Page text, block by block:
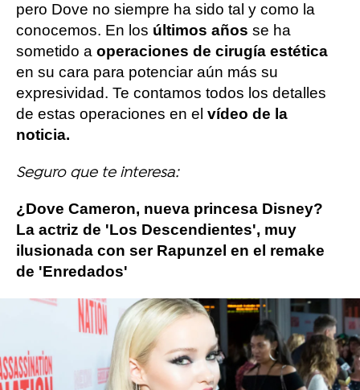
pero Dove no siempre ha sido tal y como la
conocemos. En los últimos años se ha
sometido a operaciones de cirugía estética
en su cara para potenciar aún más su
expresividad. Te contamos todos los detalles
de estas operaciones en el vídeo de la
noticia.
Seguro que te interesa:
¿Dove Cameron, nueva princesa Disney?
La actriz de 'Los Descendientes', muy
ilusionada con ser Rapunzel en el remake
de 'Enredados'
Más sobre este tema:
Dove Cameron